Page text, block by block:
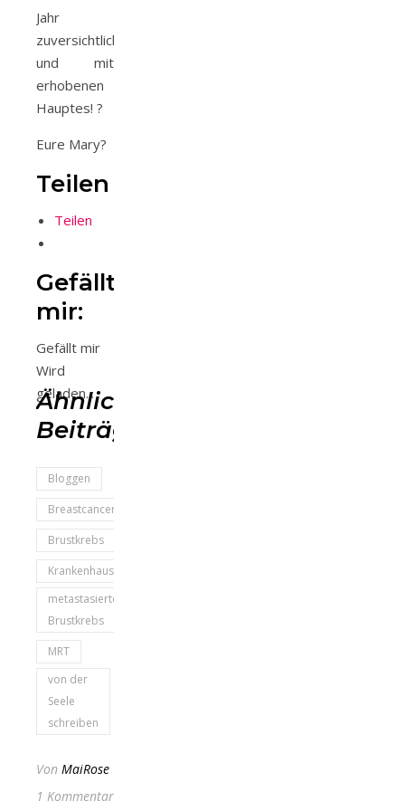
Jahr
zuversichtlich
und mit
erhobenen
Hauptes! ?
Eure Mary?
Teilen
Teilen
Gefällt
mir:
Gefällt mir
Wird
geladen...
Ähnliche
Beiträge
Bloggen
Breastcancer
Brustkrebs
Krankenhaus
metastasierter
Brustkrebs
MRT
von der
Seele
schreiben
Von MaiRose
1 Kommentar